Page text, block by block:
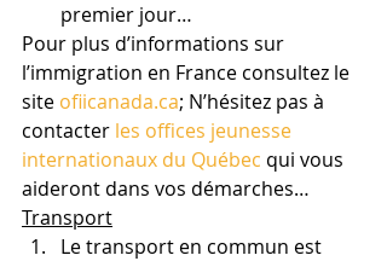
premier jour…
Pour plus d’informations sur
l’immigration en France consultez le
site ofiicanada.ca; N’hésitez pas à
contacter les offices jeunesse
internationaux du Québec qui vous
aideront dans vos démarches…
Transport
Le transport en commun est